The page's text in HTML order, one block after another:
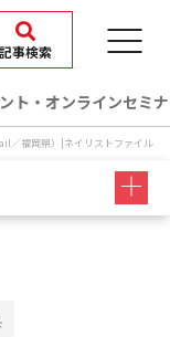
記事検索
ト‧オンラインセミ
／福岡県）|ネイリストファイル